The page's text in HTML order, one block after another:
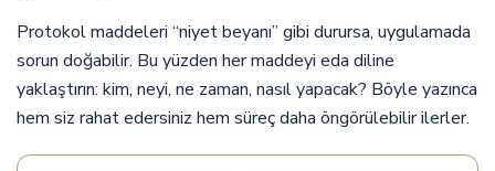
Protokol maddeleri “niyet beyanı” gibi durursa, uygulamada
sorun doğabilir. Bu yüzden her maddeyi eda diline
yaklaştırın: kim, neyi, ne zaman, nasıl yapacak? Böyle yazınca
hem siz rahat edersiniz hem süreç daha öngörülebilir ilerler.